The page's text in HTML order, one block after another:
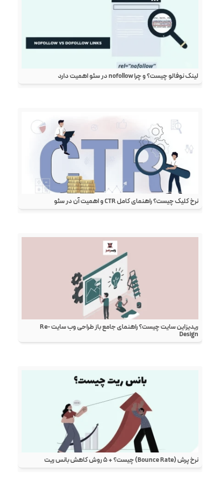
لینک نوفالو چیست؟ و چرا nofollow در سئو اهمیت دارد
نرخ کلیک چیست؟ راهنمای کامل CTR و اهمیت آن در سئو
ریدیزاین سایت چیست؟ راهنمای جامع باز طراحی وب سایت Re-
Design
نرخ پرش (Bounce Rate) چیست؟ + ۵ روش کاهش بانس ریت